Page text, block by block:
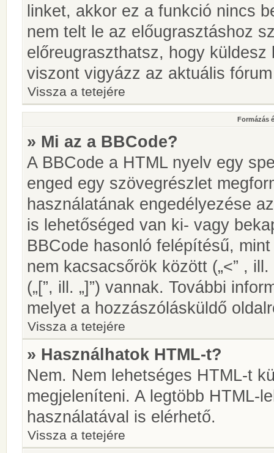
linket, akkor ez a funkció nincs
nem telt le az előugrasztáshoz
előreugraszthatsz, hogy
viszont vigyázz az aktuális
Vissza a tetejére
Formázás
» Mi az a BBCode?
A BBCode a HTML nyelv egy
enged egy szövegrészlet
használatának engedélyezése
is lehetőséged van ki- vagy
BBCode hasonló felépítésű,
nem kacsacsőrök között („<” ,
(„[”, ill. „]”) vannak. További
melyet a hozzászólásküldő
Vissza a tetejére
» Használhatok HTML-t?
Nem. Nem lehetséges HTML-t
megjeleníteni. A legtöbb HTML-
használatával is elérhető.
Vissza a tetejére